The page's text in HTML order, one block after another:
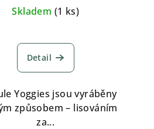
cena:
Skladem (1 ks)
Detail
Yoggies jsou vyráběny
způsobem – lisováním
za...